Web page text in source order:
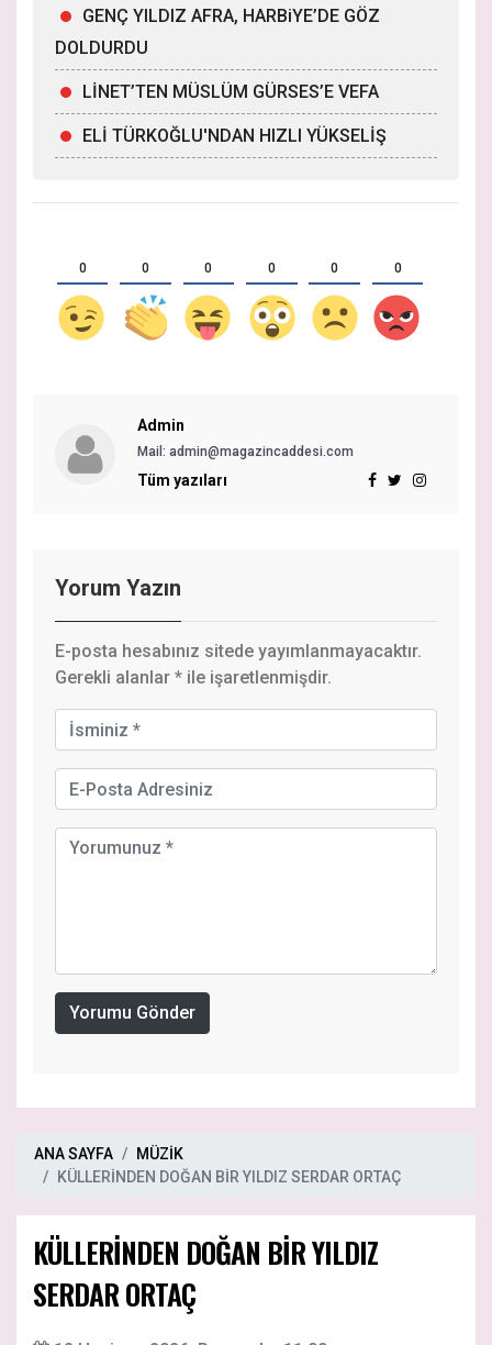
GENÇ YILDIZ AFRA, HARBiYE’DE GÖZ
DOLDURDU
LİNET’TEN MÜSLÜM GÜRSES’E VEFA
ELİ TÜRKOĞLU'NDAN HIZLI YÜKSELİŞ
0 0 0 0 0 0
Admin
Mail: admin@magazincaddesi.com
Tüm yazıları
Yorum Yazın
E-posta hesabınız sitede yayımlanmayacaktır.
Gerekli alanlar * ile işaretlenmişdir.
Yorumu Gönder
ANA SAYFA
MÜZİK
KÜLLERİNDEN DOĞAN BİR YILDIZ SERDAR ORTAÇ
KÜLLERİNDEN DOĞAN BİR YILDIZ
SERDAR ORTAÇ